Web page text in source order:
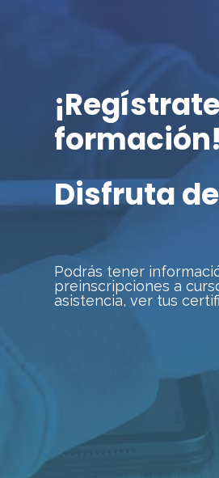
formación!
Disfruta
Podrás tener
preinscripciones a
asistencia, ver tus